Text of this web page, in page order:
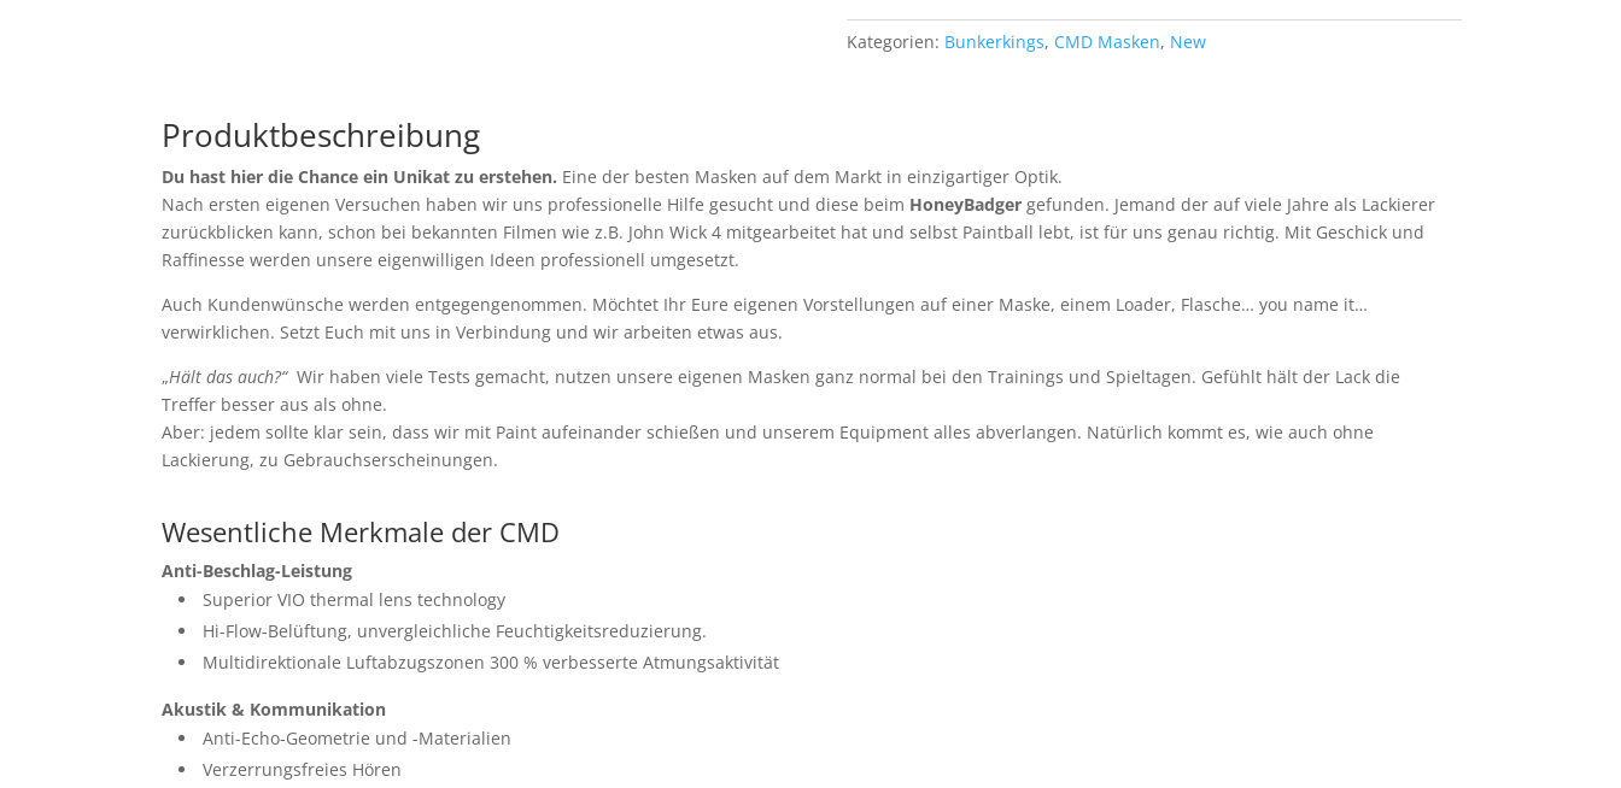
Kategorien: Bunkerkings, CMD Masken, New
Produktbeschreibung
Du hast hier die Chance ein Unikat zu erstehen. Eine der besten Masken auf dem Markt in einzigartiger Optik.
Nach ersten eigenen Versuchen haben wir uns professionelle Hilfe gesucht und diese beim HoneyBadger gefunden. Jemand der auf viele Jahre als Lackierer
zurückblicken kann, schon bei bekannten Filmen wie z.B. John Wick 4 mitgearbeitet hat und selbst Paintball lebt, ist für uns genau richtig. Mit Geschick und
Raffinesse werden unsere eigenwilligen Ideen professionell umgesetzt.
Auch Kundenwünsche werden entgegengenommen. Möchtet Ihr Eure eigenen Vorstellungen auf einer Maske, einem Loader, Flasche… you name it…
verwirklichen. Setzt Euch mit uns in Verbindung und wir arbeiten etwas aus.
„Hält das auch?“Wir haben viele Tests gemacht, nutzen unsere eigenen Masken ganz normal bei den Trainings und Spieltagen. Gefühlt hält der Lack die
Treffer besser aus als ohne.
Aber: jedem sollte klar sein, dass wir mit Paint aufeinander schießen und unserem Equipment alles abverlangen. Natürlich kommt es, wie auch ohne
Lackierung, zu Gebrauchserscheinungen.
Wesentliche Merkmale der CMD
Anti-Beschlag-Leistung
Superior VIO thermal lens technology
Hi-Flow-Belüftung, unvergleichliche Feuchtigkeitsreduzierung.
Multidirektionale Luftabzugszonen 300 % verbesserte Atmungsaktivität
Akustik & Kommunikation
Anti-Echo-Geometrie und -Materialien
Verzerrungsfreies Hören